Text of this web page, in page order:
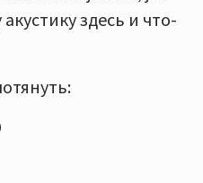
здесь и что-